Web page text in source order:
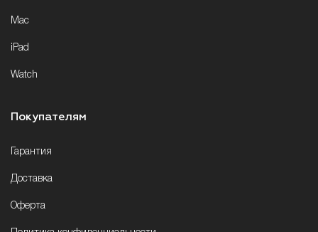
Mac
iPad
Watch
Покупателям
Гарантия
Доставка
Оферта